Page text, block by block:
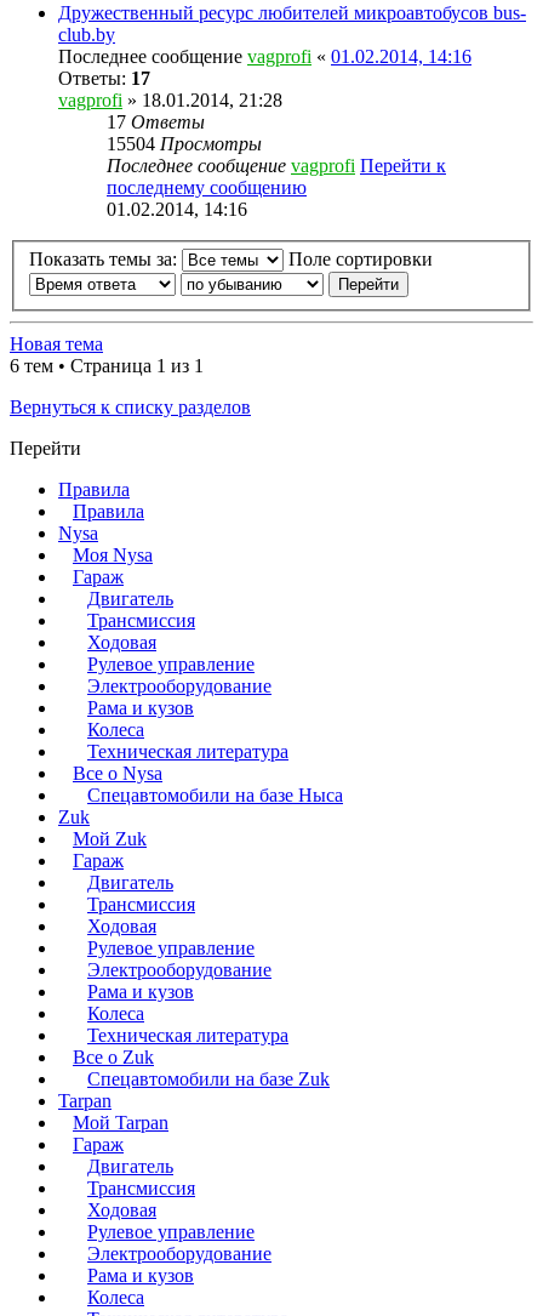
Дружественный ресурс любителей микроавтобусов bus-
club.by
Последнее сообщение vagprofi « 01.02.2014, 14:16
Ответы: 17
vagprofi » 18.01.2014, 21:28
17 Ответы
15504 Просмотры
Последнее сообщение vagprofi Перейти к
последнему сообщению
01.02.2014, 14:16
Показать темы за: Поле сортировки
Новая тема
6 тем • Страница 1 из 1
Вернуться к списку разделов
Перейти
Правила
Правила
Nysa
Моя Nysa
Гараж
Двигатель
Трансмиссия
Ходовая
Рулевое управление
Электрооборудование
Рама и кузов
Колеса
Техническая литература
Все о Nysa
Спецавтомобили на базе Ныса
Zuk
Мой Zuk
Гараж
Двигатель
Трансмиссия
Ходовая
Рулевое управление
Электрооборудование
Рама и кузов
Колеса
Техническая литература
Все о Zuk
Спецавтомобили на базе Zuk
Tarpan
Мой Tarpan
Гараж
Двигатель
Трансмиссия
Ходовая
Рулевое управление
Электрооборудование
Рама и кузов
Колеса